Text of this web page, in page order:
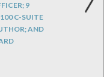
9
C-SUITE
AND